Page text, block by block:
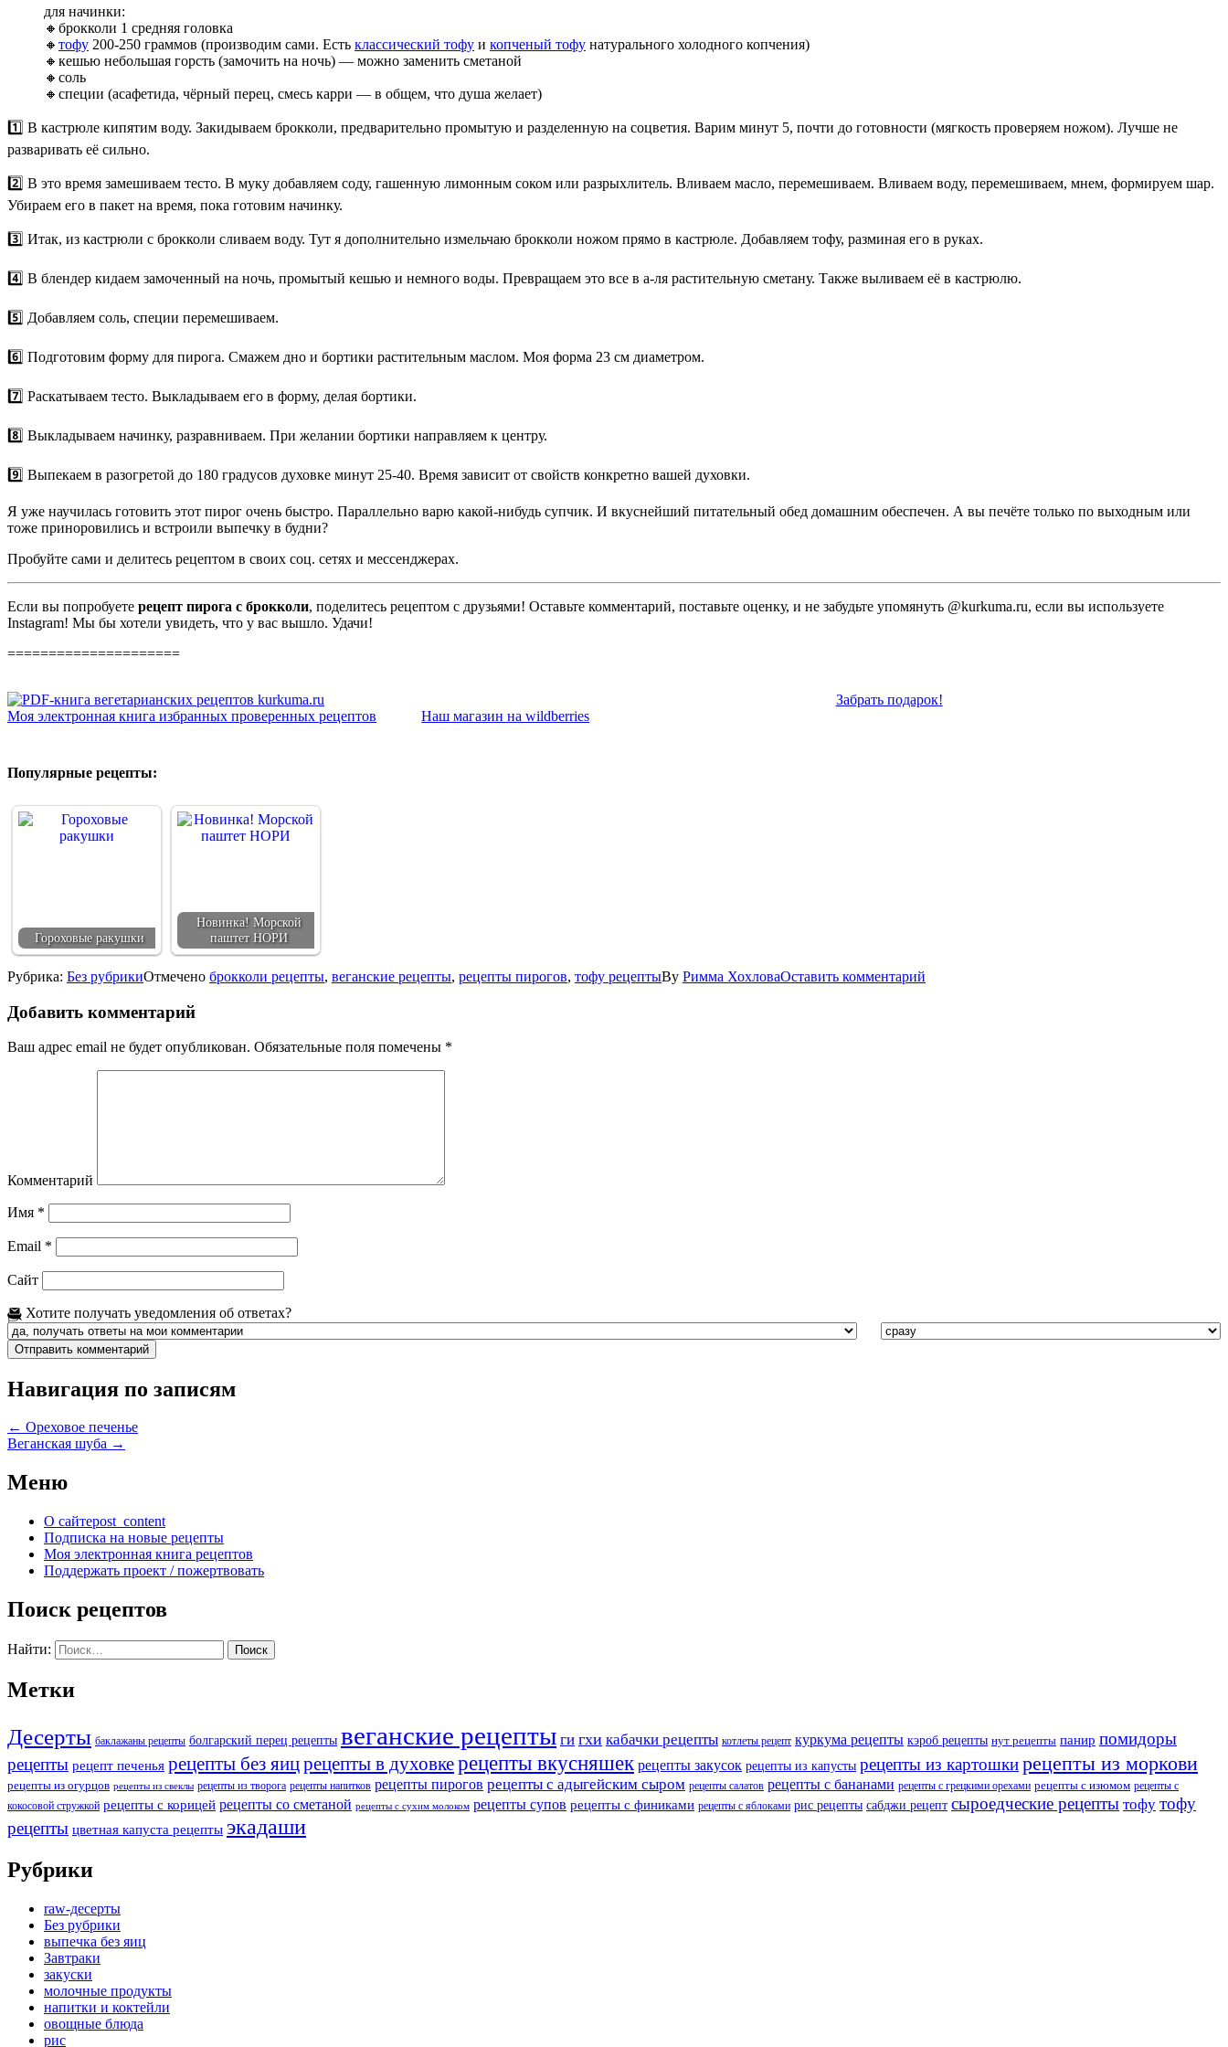
для начинки:
🔸брокколи 1 средняя головка
🔸 тофу 200-250 граммов (производим сами. Есть классический тофу и копченый тофу натурального холодного копчения)
🔸кешью небольшая горсть (замочить на ночь) — можно заменить сметаной
🔸соль
🔸специи (асафетида, чёрный перец, смесь карри — в общем, что душа желает)
1️⃣ В кастрюле кипятим воду. Закидываем брокколи, предварительно промытую и разделенную на соцветия. Варим минут 5, почти до готовности (мягкость проверяем ножом). Лучше не
разваривать её сильно.
2️⃣ В это время замешиваем тесто. В муку добавляем соду, гашенную лимонным соком или разрыхлитель. Вливаем масло, перемешиваем. Вливаем воду, перемешиваем, мнем, формируем шар.
Убираем его в пакет на время, пока готовим начинку.
3️⃣ Итак, из кастрюли с брокколи сливаем воду. Тут я дополнительно измельчаю брокколи ножом прямо в кастрюле. Добавляем тофу, разминая его в руках.
4️⃣ В блендер кидаем замоченный на ночь, промытый кешью и немного воды. Превращаем это все в а-ля растительную сметану. Также выливаем её в кастрюлю.
5️⃣ Добавляем соль, специи перемешиваем.
6️⃣ Подготовим форму для пирога. Смажем дно и бортики растительным маслом. Моя форма 23 см диаметром.
7️⃣ Раскатываем тесто. Выкладываем его в форму, делая бортики.
8️⃣ Выкладываем начинку, разравниваем. При желании бортики направляем к центру.
9️⃣ Выпекаем в разогретой до 180 градусов духовке минут 25-40. Время зависит от свойств конкретно вашей духовки.
Я уже научилась готовить этот пирог очень быстро. Параллельно варю какой-нибудь супчик. И вкуснейший питательный обед домашним обеспечен. А вы печёте только по выходным или
тоже приноровились и встроили выпечку в будни?
Пробуйте сами и делитесь рецептом в своих соц. сетях и мессенджерах.
Если вы попробуете рецепт пирога с брокколи, поделитесь рецептом с друзьями! Оставьте комментарий, поставьте оценку, и не забудьте упомянуть @kurkuma.ru, если вы используете
Instagram! Мы бы хотели увидеть, что у вас вышло. Удачи!
=====================
Моя электронная книга избранных проверенных рецептов Наш магазин на wildberries
Забрать подарок!
Популярные рецепты:
Гороховые ракушки
Новинка! Морской
паштет НОРИ
Рубрика: Без рубрикиОтмечено брокколи рецепты, веганские рецепты, рецепты пирогов, тофу рецептыBy Римма ХохловаОставить комментарий
Добавить комментарий
Ваш адрес email не будет опубликован. Обязательные поля помечены *
Комментарий
Имя *
Email *
Сайт
Хотите получать уведомления об ответах?
Навигация по записям
← Ореховое печенье
Веганская шуба →
Меню
О сайтеpost_content
Подписка на новые рецепты
Моя электронная книга рецептов
Поддержать проект / пожертвовать
Поиск рецептов
Найти:
Метки
Десерты баклажаны рецепты болгарский перец рецепты веганские рецепты ги гхи кабачки рецепты котлеты рецепт куркума рецепты кэроб рецепты нут рецепты панир помидоры
рецепты рецепт печенья рецепты без яицрецепты в духовкерецепты вкусняшек рецепты закусок рецепты из капусты рецепты из картошкирецепты из моркови
рецепты из огурцов рецепты из свеклы рецепты из творога рецепты напитков рецепты пирогов рецепты с адыгейским сыром рецепты салатов рецепты с бананами рецепты с грецкими орехами рецепты с изюмом рецепты с
кокосовой стружкой рецепты с корицей рецепты со сметаной рецепты с сухим молоком рецепты супов рецепты с финиками рецепты с яблоками рис рецепты сабджи рецепт сыроедческие рецепты тофу тофу
рецепты цветная капуста рецепты экадаши
Рубрики
raw-десерты
Без рубрики
выпечка без яиц
Завтраки
закуски
молочные продукты
напитки и коктейли
овощные блюда
рис